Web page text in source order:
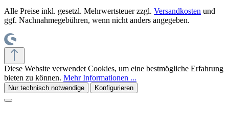
Alle Preise inkl. gesetzl. Mehrwertsteuer zzgl. Versandkosten und
ggf. Nachnahmegebühren, wenn nicht anders angegeben.
Diese Website verwendet Cookies, um eine bestmögliche Erfahrung
bieten zu können. Mehr Informationen ...
Nur technisch notwendige Konfigurieren